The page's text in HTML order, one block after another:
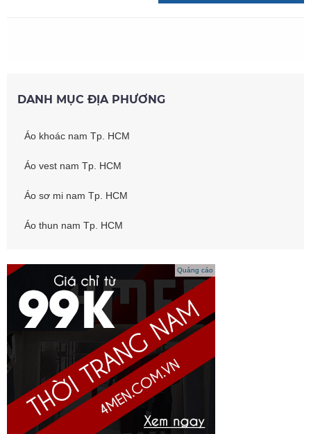
DANH MỤC ĐỊA PHƯƠNG
Áo khoác nam Tp. HCM
Áo vest nam Tp. HCM
Áo sơ mi nam Tp. HCM
Áo thun nam Tp. HCM
Quảng cáo